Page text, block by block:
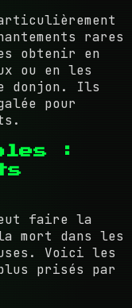
rares
obtenir en
ou en les
donjon. Ils
pour
:
faire la
mort dans les
Voici les
prisés par